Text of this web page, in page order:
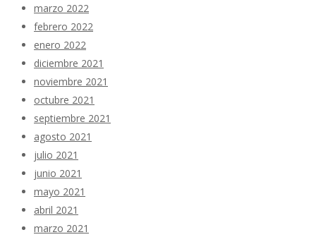
marzo 2022
febrero 2022
enero 2022
diciembre 2021
noviembre 2021
octubre 2021
septiembre 2021
agosto 2021
julio 2021
junio 2021
mayo 2021
abril 2021
marzo 2021